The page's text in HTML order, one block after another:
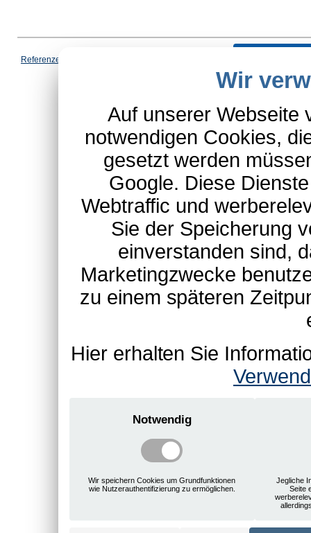
Referenzen
*Schulte-Hauptkatalog,
Wir
Auf unserer Webseite
notwendigen Cookies,
gesetzt werden
Google. Diese
Webtraffic und
Sie der Speicherung
einverstanden sind,
Marketingzwecke
zu einem späteren
Hier erhalten Sie
Notwendig
Wir speichern Cookies um Grundfunktionen
wie Nutzerauthentifizierung zu ermöglichen.
Jegliche
Seite